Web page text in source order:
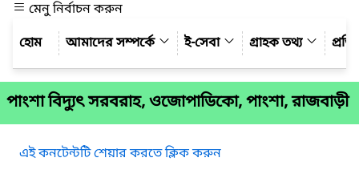
মেনু নির্বাচন করুন
আমাদের সম্পর্কে
ই-সেবা গ্রাহক তথ্য
পাংশা বিদ্যুৎ সরবরাহ, ওজোপাডিকো, পাংশা, রাজবাড়ী
এই কনটেন্টটি শেয়ার করতে ক্লিক করুন